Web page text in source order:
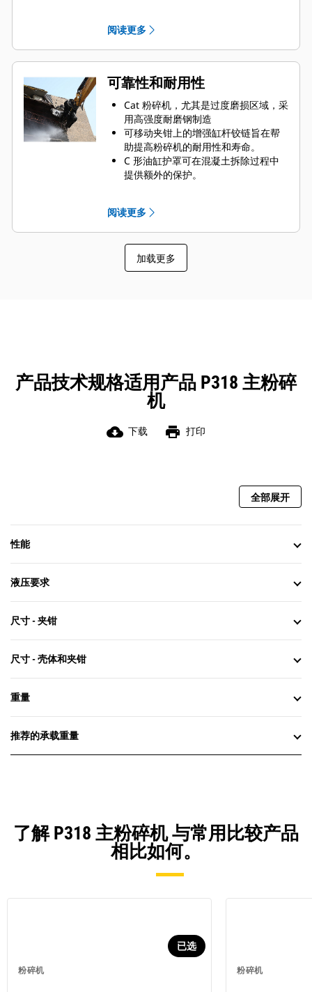
液压部件安装在壳体内部，不易损
坏，有助于减少作业现场的停机时
间。
阅读更多
可靠性和耐用性
Cat 粉碎机，尤其是过度磨损区域，采
用高强度耐磨钢制造
可移动夹钳上的增强缸杆铰链旨在帮
助提高粉碎机的耐用性和寿命。
C 形油缸护罩可在混凝土拆除过程中
提供额外的保护。
阅读更多
加载更多
产品技术规格适用产品 P318 主粉碎
机
cloud_download 下载 print 打印
全部展开
性能
液压要求
尺寸 - 夹钳
尺寸 - 壳体和夹钳
重量
推荐的承载重量
了解 P318 主粉碎机 与常用比较产品
相比如何。
粉碎机
已选
粉碎机